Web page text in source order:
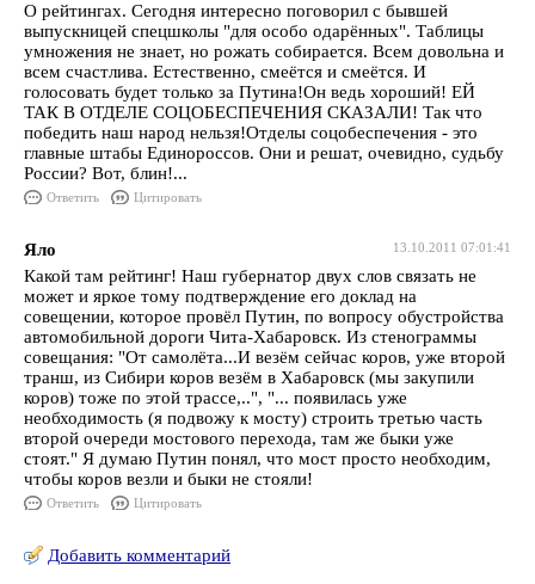
О рейтингах. Сегодня интересно поговорил с бывшей
выпускницей спецшколы "для особо одарённых". Таблицы
умножения не знает, но рожать собирается. Всем довольна и
всем счастлива. Естественно, смеётся и смеётся. И
голосовать будет только за Путина!Он ведь хороший! ЕЙ
ТАК В ОТДЕЛЕ СОЦОБЕСПЕЧЕНИЯ СКАЗАЛИ! Так что
победить наш народ нельзя!Отделы соцобеспечения - это
главные штабы Единороссов. Они и решат, очевидно, судьбу
России? Вот, блин!...
Ответить Цитировать
13.10.2011 07:01:41
Яло
Какой там рейтинг! Наш губернатор двух слов связать не
может и яркое тому подтверждение его доклад на
совещении, которое провёл Путин, по вопросу обустройства
автомобильной дороги Чита-Хабаровск. Из стенограммы
совещания: "От самолёта...И везём сейчас коров, уже второй
транш, из Сибири коров везём в Хабаровск (мы закупили
коров) тоже по этой трассе,..", "... появилась уже
необходимость (я подвожу к мосту) строить третью часть
второй очереди мостового перехода, там же быки уже
стоят." Я думаю Путин понял, что мост просто необходим,
чтобы коров везли и быки не стояли!
Ответить Цитировать
Добавить комментарий